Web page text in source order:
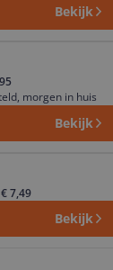
Bekijk
morgen in huis
Bekijk
7,49
Bekijk